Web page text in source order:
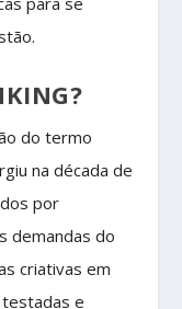
do termo
na década de
por
demandas do
criativas em
e